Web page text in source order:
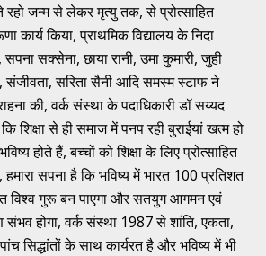
रहो जन्म से लेकर मृत्यु तक, से प्रोत्साहित
कार्य किया, प्राथमिक विद्यालय के निदा
सपना सक्सेना, छाया रानी, उमा कुमारी, जुही
संजीवता, सरिता सैनी आदि समस्म स्टाफ ने
की, वर्क संस्था के पदाधिकारी डॉ सय्यद
शिक्षा से ही समाज में पनप रही बुराईयां खत्म हो
होते हैं, बच्चों को शिक्षा के लिए प्रोत्साहित
सपना है कि भविष्य में भारत 100 प्रतिशत
विश्व गुरू बन पाएगा और सतयुग आगमन एवं
संभव होगा, वर्क संस्था 1987 से शांति, एकता,
सिद्धांतों के साथ कार्यरत है और भविष्य में भी